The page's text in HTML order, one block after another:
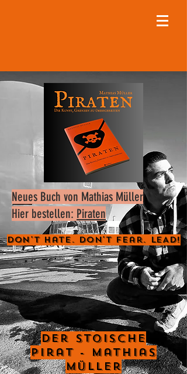
Neues Buch von Mathias Müller
Hier bestellen: Piraten
Don't Hate. Don't Fear. LEAD!
Der Stoische
Pirat - Mathias
Müller